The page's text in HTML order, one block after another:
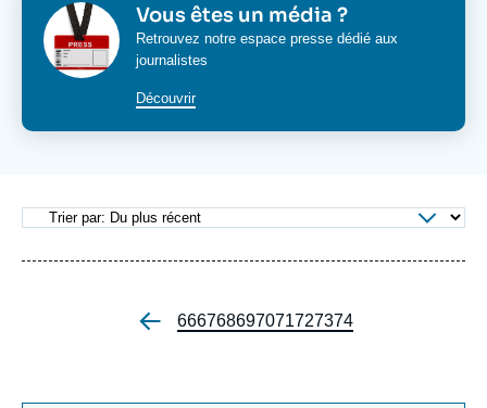
Événements
L'Ifri en bref Proche-Orient
Image
bloc
media
Image
Titre
bloc
media
Vous êtes un média ?
Corps
media
Retrouvez notre espace presse dédié aux
journalistes
Découvrir
Pagination
Page
66Page
67Page
68Page
69Page
70Page
71Page
72Page
73Page
74